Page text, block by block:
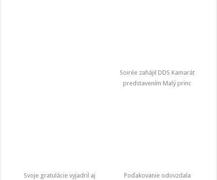
Soirée zahájil DDS Kamarát
predstavením Malý princ
Svoje gratulácie vyjadril aj
Poďakovanie odovzdala